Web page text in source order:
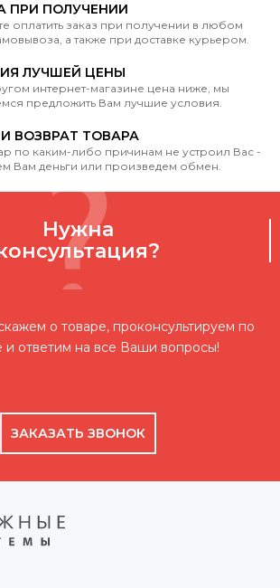
ПРИ ПОЛУЧЕНИИ
оплатить заказ при получении в любом
а также при доставке курьером.
ЛУЧШЕЙ ЦЕНЫ
интернет-магазине цена ниже, мы
предложить Вам лучшие условия.
ВОЗВРАТ ТОВАРА
по каким-либо причинам не устроил Вас -
Вам деньги или произведем обмен.
Нужна
о товаре, проконсультируем по
и ответим на все Ваши вопросы!
ЗАКАЗАТЬ ЗВОНОК